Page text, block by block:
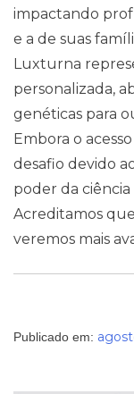
impactando
e a de suas
Luxturna
personalizada,
genéticas para
Embora o
desafio devido
poder da
Acreditamos
veremos mais
Publicado em: